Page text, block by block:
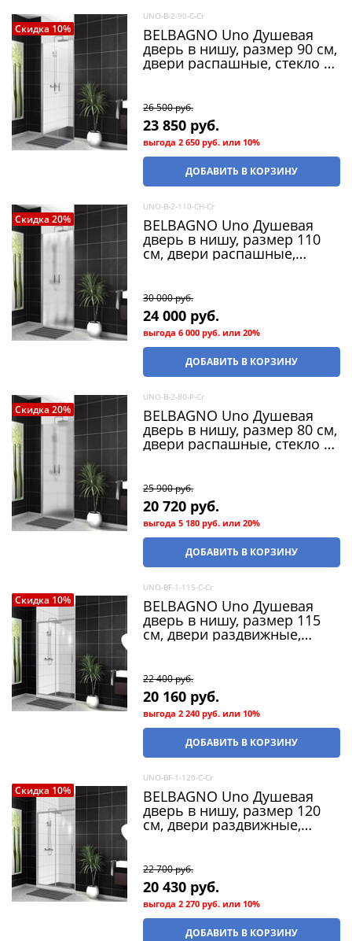
Скидка 10%
UNO-B-2-90-C-Cr
BELBAGNO Uno Душевая
дверь в нишу, размер 90 см,
двери распашные, стекло 5
26 500 руб.
23 850 руб.
выгода2 650 руб. или 10%
ДОБАВИТЬ В КОРЗИНУ
Скидка 20%
UNO-B-2-110-CH-Cr
BELBAGNO Uno Душевая
дверь в нишу, размер 110
см, двери распашные,
30 000 руб.
24 000 руб.
выгода6 000 руб. или20%
ДОБАВИТЬ В КОРЗИНУ
Скидка 20%
UNO-B-2-80-P-Cr
BELBAGNO Uno Душевая
дверь в нишу, размер 80 см,
двери распашные, стекло 5
25 900 руб.
20 720 руб.
выгода5 180 руб. или20%
ДОБАВИТЬ В КОРЗИНУ
Скидка 10%
UNO-BF-1-115-C-Cr
BELBAGNO Uno Душевая
дверь в нишу, размер 115
см, двери раздвижные,
22 400 руб.
20 160 руб.
выгода2 240 руб. или 10%
ДОБАВИТЬ В КОРЗИНУ
Скидка 10%
UNO-BF-1-120-C-Cr
BELBAGNO Uno Душевая
дверь в нишу, размер 120
см, двери раздвижные,
22 700 руб.
20 430 руб.
выгода2 270 руб. или 10%
ДОБАВИТЬ В КОРЗИНУ